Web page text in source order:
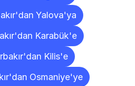
Yalova'ya
Karabük'e
Kilis'e
Osmaniye'ye